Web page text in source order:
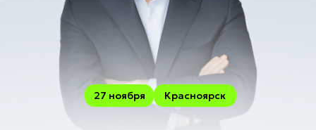
27 ноября Красноярск